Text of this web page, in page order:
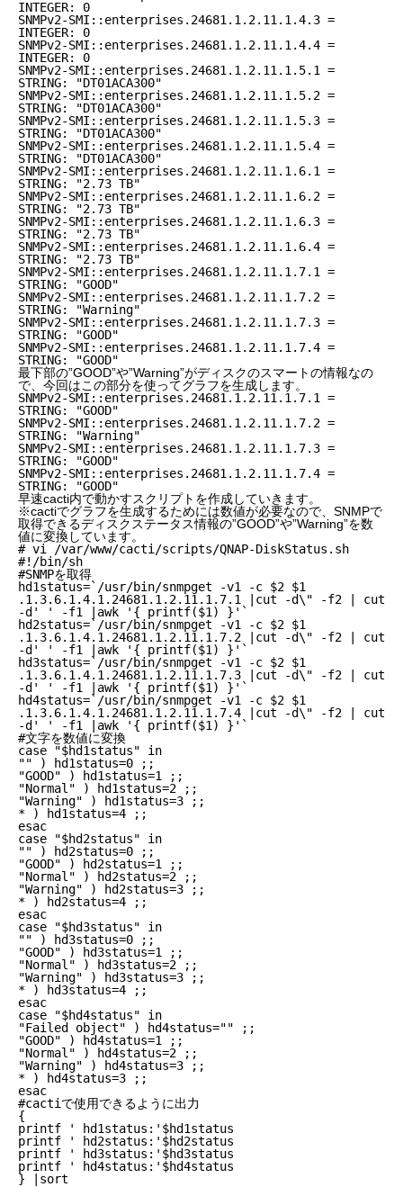
INTEGER: 0
SNMPv2-SMI::enterprises.24681.1.2.11.1.4.3 =
INTEGER: 0
SNMPv2-SMI::enterprises.24681.1.2.11.1.4.4 =
INTEGER: 0
SNMPv2-SMI::enterprises.24681.1.2.11.1.5.1 =
STRING: "DT01ACA300"
SNMPv2-SMI::enterprises.24681.1.2.11.1.5.2 =
STRING: "DT01ACA300"
SNMPv2-SMI::enterprises.24681.1.2.11.1.5.3 =
STRING: "DT01ACA300"
SNMPv2-SMI::enterprises.24681.1.2.11.1.5.4 =
STRING: "DT01ACA300"
SNMPv2-SMI::enterprises.24681.1.2.11.1.6.1 =
STRING: "2.73 TB"
SNMPv2-SMI::enterprises.24681.1.2.11.1.6.2 =
STRING: "2.73 TB"
SNMPv2-SMI::enterprises.24681.1.2.11.1.6.3 =
STRING: "2.73 TB"
SNMPv2-SMI::enterprises.24681.1.2.11.1.6.4 =
STRING: "2.73 TB"
SNMPv2-SMI::enterprises.24681.1.2.11.1.7.1 =
STRING: "GOOD"
SNMPv2-SMI::enterprises.24681.1.2.11.1.7.2 =
STRING: "Warning"
SNMPv2-SMI::enterprises.24681.1.2.11.1.7.3 =
STRING: "GOOD"
SNMPv2-SMI::enterprises.24681.1.2.11.1.7.4 =
STRING: "GOOD"
最下部の”GOOD”や”Warning”がディスクのスマートの情報なの
で、今回はこの部分を使ってグラフを生成します。
SNMPv2-SMI::enterprises.24681.1.2.11.1.7.1 =
STRING: "GOOD"
SNMPv2-SMI::enterprises.24681.1.2.11.1.7.2 =
STRING: "Warning"
SNMPv2-SMI::enterprises.24681.1.2.11.1.7.3 =
STRING: "GOOD"
SNMPv2-SMI::enterprises.24681.1.2.11.1.7.4 =
STRING: "GOOD"
早速cacti内で動かすスクリプトを作成していきます。
※cactiでグラフを生成するためには数値が必要なので、SNMPで
取得できるディスクステータス情報の”GOOD”や”Warning”を数
値に変換しています。
# vi /var/www/cacti/scripts/QNAP-DiskStatus.sh
#!/bin/sh
#SNMPを取得
hd1status=`/usr/bin/snmpget -v1 -c $2 $1
.1.3.6.1.4.1.24681.1.2.11.1.7.1 |cut -d\" -f2 | cut
-d' ' -f1 |awk '{ printf($1) }'`
hd2status=`/usr/bin/snmpget -v1 -c $2 $1
.1.3.6.1.4.1.24681.1.2.11.1.7.2 |cut -d\" -f2 | cut
-d' ' -f1 |awk '{ printf($1) }'`
hd3status=`/usr/bin/snmpget -v1 -c $2 $1
.1.3.6.1.4.1.24681.1.2.11.1.7.3 |cut -d\" -f2 | cut
-d' ' -f1 |awk '{ printf($1) }'`
hd4status=`/usr/bin/snmpget -v1 -c $2 $1
.1.3.6.1.4.1.24681.1.2.11.1.7.4 |cut -d\" -f2 | cut
-d' ' -f1 |awk '{ printf($1) }'`
#文字を数値に変換
case "$hd1status" in
"" ) hd1status=0 ;;
"GOOD" ) hd1status=1 ;;
"Normal" ) hd1status=2 ;;
"Warning" ) hd1status=3 ;;
* ) hd1status=4 ;;
esac
case "$hd2status" in
"" ) hd2status=0 ;;
"GOOD" ) hd2status=1 ;;
"Normal" ) hd2status=2 ;;
"Warning" ) hd2status=3 ;;
* ) hd2status=4 ;;
esac
case "$hd3status" in
"" ) hd3status=0 ;;
"GOOD" ) hd3status=1 ;;
"Normal" ) hd3status=2 ;;
"Warning" ) hd3status=3 ;;
* ) hd3status=4 ;;
esac
case "$hd4status" in
"Failed object" ) hd4status="" ;;
"GOOD" ) hd4status=1 ;;
"Normal" ) hd4status=2 ;;
"Warning" ) hd4status=3 ;;
* ) hd4status=3 ;;
esac
#cactiで使用できるように出力
{
printf ' hd1status:'$hd1status
printf ' hd2status:'$hd2status
printf ' hd3status:'$hd3status
printf ' hd4status:'$hd4status
} |sort